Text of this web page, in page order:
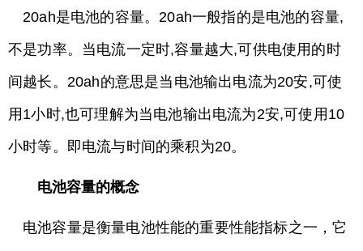
20ah是电池的容量。20ah一般指的是电池的容量,
不是功率。当电流一定时,容量越大,可供电使用的时
间越长。20ah的意思是当电池输出电流为20安,可使
用1小时,也可理解为当电池输出电流为2安,可使用10
小时等。即电流与时间的乘积为20。
电池容量的概念
电池容量是衡量电池性能的重要性能指标之一，它